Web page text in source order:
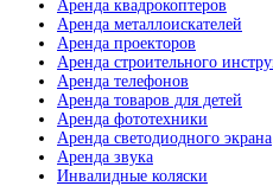
Аренда квадрокоптеров
Аренда металлоискателей
Аренда проекторов
Аренда строительного
Аренда телефонов
Аренда товаров для детей
Аренда фототехники
Аренда светодиодного экрана
Аренда звука
Инвалидные коляски